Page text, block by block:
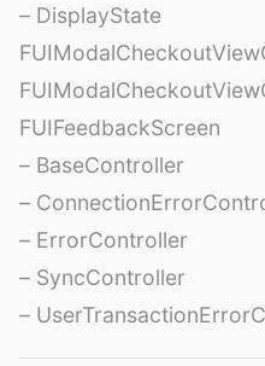
– DisplayState
FUIFeedbackScreen
– BaseController
–
– ErrorController
– SyncController
–